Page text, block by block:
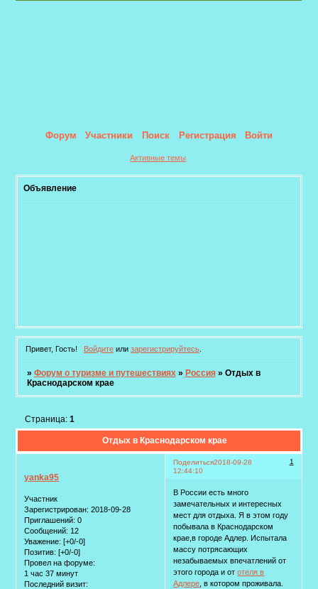
Форум Участники Поиск Регистрация Войти
Активные темы
Объявление
Привет, Гость! Войдитеили зарегистрируйтесь.
» Форум о туризме и путешествиях » Россия » Отдых в
Краснодарском крае
Отдых в Краснодарском крае
Страница: 1
Поделиться 1
2018-09-28
12:44:10
yanka95
Участник
Зарегистрирован: 2018-09-28
Приглашений: 0
Сообщений: 12
Уважение: [+0/-0]
Позитив: [+0/-0]
Провел на форуме:
1 час 37 минут
Последний визит:
В России есть много
замечательных и интересных
мест для отдыха. Я в этом году
побывала в Краснодарском
крае,в городе Адлер. Испытала
массу потрясающих
незабываемых впечатлений от
этого города и ототеля в
Адлере , в котором проживала.